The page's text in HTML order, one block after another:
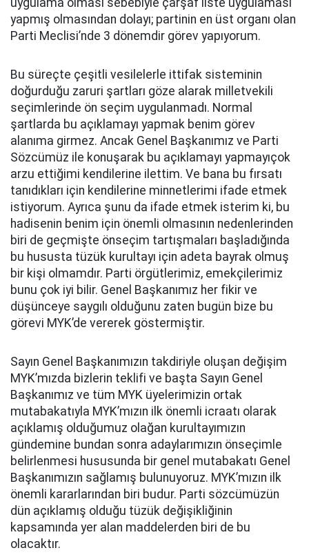
uygulama olması sebebiyle çarşaf liste uygulaması
yapmış olmasından dolayı; partinin en üst organı olan
Parti Meclisi’nde 3 dönemdir görev yapıyorum.
Bu süreçte çeşitli vesilelerle ittifak sisteminin
doğurduğu zaruri şartları göze alarak milletvekili
seçimlerinde ön seçim uygulanmadı. Normal
şartlarda bu açıklamayı yapmak benim görev
alanıma girmez. Ancak Genel Başkanımız ve Parti
Sözcümüz ile konuşarak bu açıklamayı yapmayıçok
arzu ettiğimi kendilerine ilettim. Ve bana bu fırsatı
tanıdıkları için kendilerine minnetlerimi ifade etmek
istiyorum. Ayrıca şunu da ifade etmek isterim ki, bu
hadisenin benim için önemli olmasının nedenlerinden
biri de geçmişte önseçim tartışmaları başladığında
bu hususta tüzük kurultayı için adeta bayrak olmuş
bir kişi olmamdır. Parti örgütlerimiz, emekçilerimiz
bunu çok iyi bilir. Genel Başkanımız her fikir ve
düşünceye saygılı olduğunu zaten bugün bize bu
görevi MYK’de vererek göstermiştir.
Sayın Genel Başkanımızın takdiriyle oluşan değişim
MYK’mızda bizlerin teklifi ve başta Sayın Genel
Başkanımız ve tüm MYK üyelerimizin ortak
mutabakatıyla MYK’mızın ilk önemli icraatı olarak
açıklamış olduğumuz olağan kurultayımızın
gündemine bundan sonra adaylarımızın önseçimle
belirlenmesi hususunda bir genel mutabakatı Genel
Başkanımızın sağlamış bulunuyoruz. MYK’mızın ilk
önemli kararlarından biri budur. Parti sözcümüzün
dün açıklamış olduğu tüzük değişikliğinin
kapsamında yer alan maddelerden biri de bu
olacaktır.